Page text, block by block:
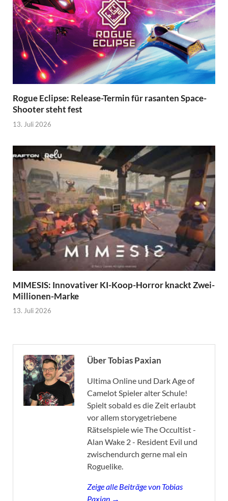
Rogue Eclipse: Release-Termin für rasanten Space-
Shooter steht fest
13. Juli 2026
MIMESIS: Innovativer KI-Koop-Horror knackt Zwei-
Millionen-Marke
13. Juli 2026
Über Tobias Paxian
Ultima Online und Dark Age of
Camelot Spieler alter Schule!
Spielt sobald es die Zeit erlaubt
vor allem storygetriebene
Rätselspiele wie The Occultist -
Alan Wake 2 - Resident Evil und
zwischendurch gerne mal ein
Roguelike.
Zeige alle Beiträge von Tobias
Paxian →